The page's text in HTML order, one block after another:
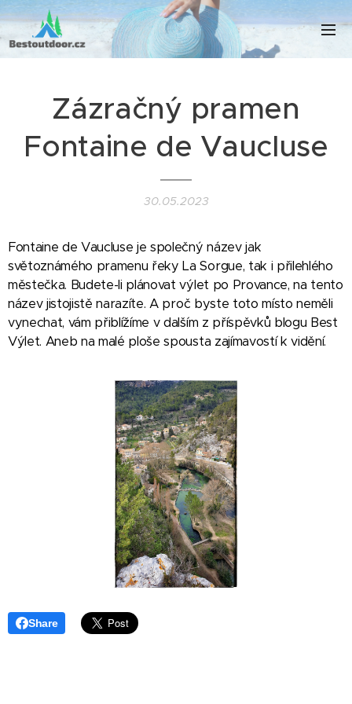
Zázračný pramen
Fontaine de Vaucluse
30.05.2023
Fontaine de Vaucluse je společný název jak
světoznámého pramenu řeky La Sorgue, tak i přilehlého
městečka. Budete-li plánovat výlet po Provance, na tento
název jistojistě narazíte. A proč byste toto místo neměli
vynechat, vám přiblížíme v dalším z příspěvků blogu Best
Výlet. Aneb na malé ploše spousta zajímavostí k vidění.
Share